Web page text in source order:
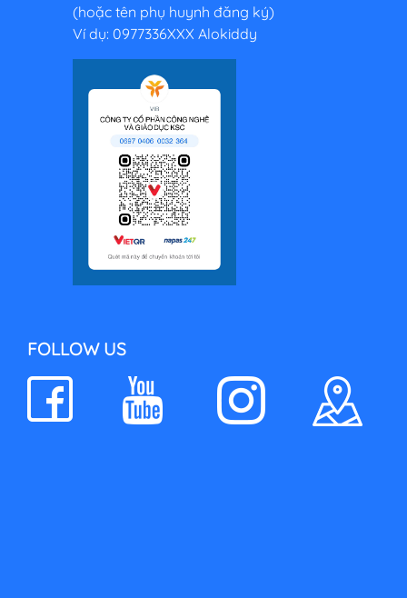
(hoặc tên phụ huynh đăng ký)
Ví dụ: 0977336XXX Alokiddy
FOLLOW US